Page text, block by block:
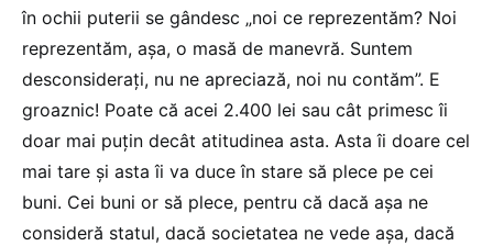
în ochii puterii se gândesc „noi ce reprezentăm? Noi
reprezentăm, așa, o masă de manevră. Suntem
desconsiderați, nu ne apreciază, noi nu contăm”. E
groaznic! Poate că acei 2.400 lei sau cât primesc îi
doar mai puțin decât atitudinea asta. Asta îi doare cel
mai tare și asta îi va duce în stare să plece pe cei
buni. Cei buni or să plece, pentru că dacă așa ne
consideră statul, dacă societatea ne vede așa, dacă